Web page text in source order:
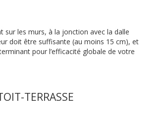
sur les murs, à la jonction avec la dalle
doit être suffisante (au moins 15 cm), et
pour l’efficacité globale de votre
TERRASSE